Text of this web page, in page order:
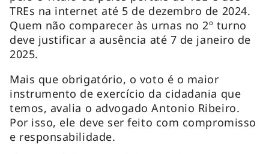
TREs na internet até 5 de dezembro de 2024.
Quem não comparecer às urnas no 2º turno
deve justificar a ausência até 7 de janeiro de
2025.
Mais que obrigatório, o voto é o maior
instrumento de exercício da cidadania que
temos, avalia o advogado Antonio Ribeiro.
Por isso, ele deve ser feito com compromisso
e responsabilidade.